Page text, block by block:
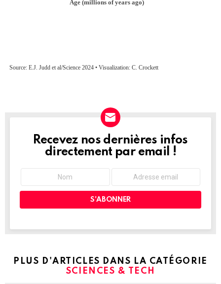
NEWSLETTER
Recevez nos dernières infos
directement par email !
PLUS D'ARTICLES DANS LA CATÉGORIE
SCIENCES & TECH